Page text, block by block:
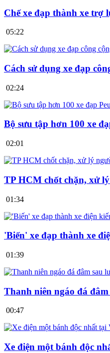
Chế xe đạp thành xe trợ
05:22
Cách sử dụng xe đạp
02:24
Bộ sưu tập hơn 100 xe
02:01
TP HCM chốt chặn, xử
01:34
'Biến' xe đạp thành xe
01:39
Thanh niên ngáo đá
00:47
Xe điện một bánh độc